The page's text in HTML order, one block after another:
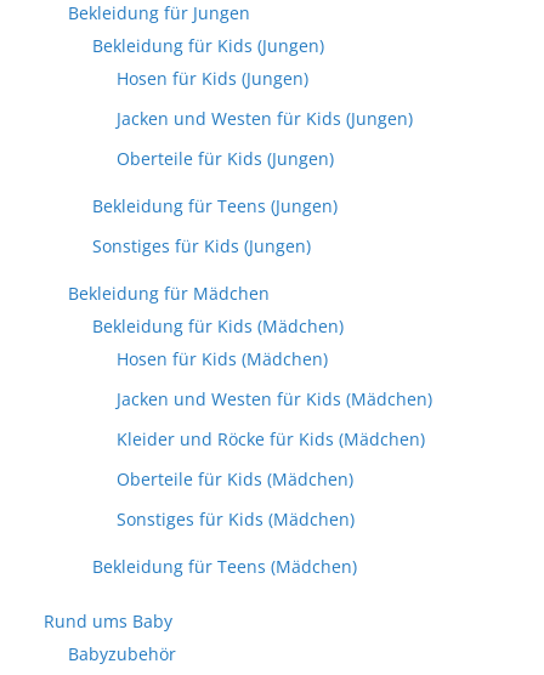
Bekleidung für Jungen
Bekleidung für Kids (Jungen)
Hosen für Kids (Jungen)
Jacken und Westen für Kids (Jungen)
Oberteile für Kids (Jungen)
Bekleidung für Teens (Jungen)
Sonstiges für Kids (Jungen)
Bekleidung für Mädchen
Bekleidung für Kids (Mädchen)
Hosen für Kids (Mädchen)
Jacken und Westen für Kids (Mädchen)
Kleider und Röcke für Kids (Mädchen)
Oberteile für Kids (Mädchen)
Sonstiges für Kids (Mädchen)
Bekleidung für Teens (Mädchen)
Rund ums Baby
Babyzubehör